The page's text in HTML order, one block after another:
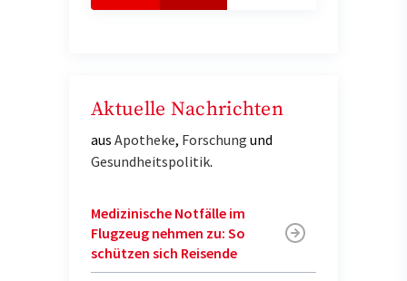
Aktuelle Nachrichten
aus Apotheke, Forschung und
Gesundheitspolitik.
Medizinische Notfälle im
Flugzeug nehmen zu: So
schützen sich Reisende